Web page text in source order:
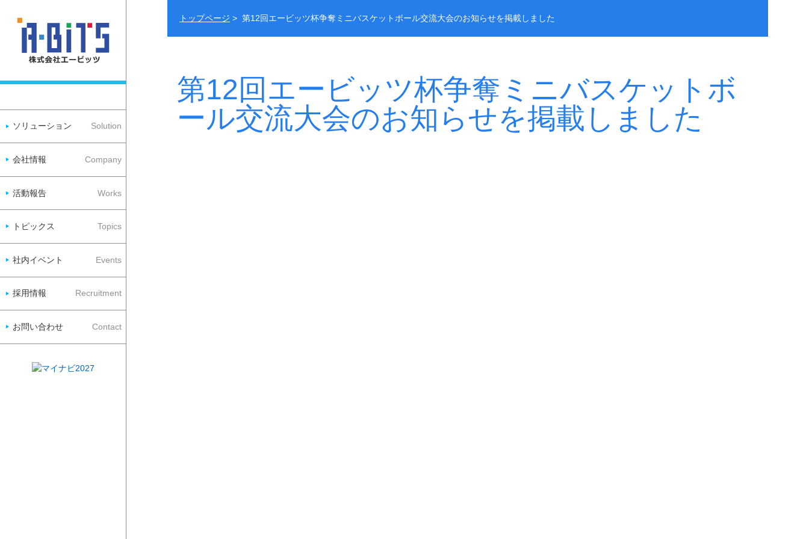
ソリューション Solution
会社情報 Company
活動報告 Works
トピックス Topics
社内イベント Events
採用情報 Recruitment
お問い合わせ Contact
トップページ > 第12回エービッツ杯争奪ミニバスケットボール交流大会のお知らせを掲載しました
第12回エービッツ杯争奪ミニバスケットボ
ール交流大会のお知らせを掲載しました